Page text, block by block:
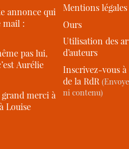
annonce qui
mail :
pas lui,
Aurélie
merci à
Louise
Mentions légales
Ours
Utilisation des
d’auteurs
Inscrivez-vous
de la RdR
ni contenu)